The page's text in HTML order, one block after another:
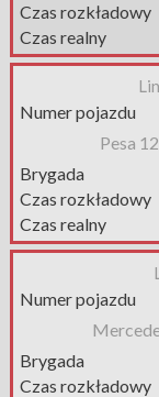
Czas rozkładowy
Czas realny
Numer pojazdu
Pesa
Brygada
Czas rozkładowy
Czas realny
Numer pojazdu
Brygada
Czas rozkładowy